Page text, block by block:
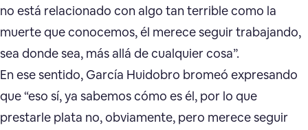
no está relacionado con algo tan terrible como la
muerte que conocemos, él merece seguir trabajando,
sea donde sea, más allá de cualquier cosa”.
En ese sentido, García Huidobro bromeó expresando
que “eso sí, ya sabemos cómo es él, por lo que
prestarle plata no, obviamente, pero merece seguir